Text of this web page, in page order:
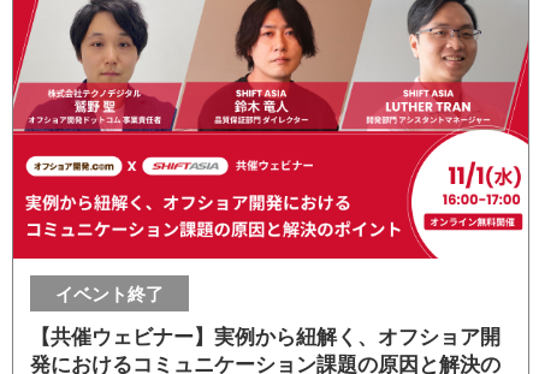
イベント終了
【共催ウェビナー】実例から紐解く、オフショア開
発におけるコミュニケーション課題の原因と解決の